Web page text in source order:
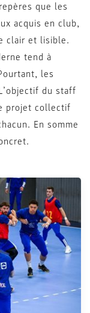
que les
acquis en club,
clair et lisible.
tend à
les
du staff
projet collectif
En somme